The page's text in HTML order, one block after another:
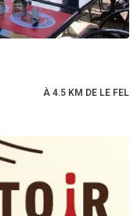
À 4.5 KM DE LE FEL